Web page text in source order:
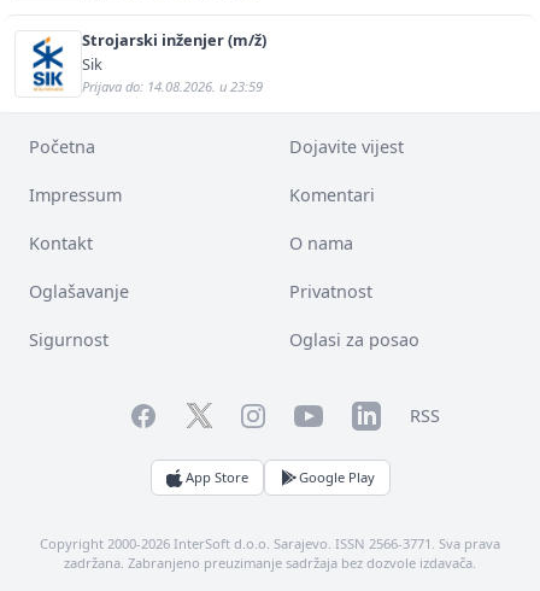
Strojarski inženjer (m/ž)
Sik
Prijava do: 14.08.2026. u 23:59
Početna Dojavite vijest
Impressum Komentari
Kontakt O nama
Oglašavanje Privatnost
Sigurnost Oglasi za posao
FacebookTwitterInstagramYouTubeLinkedInRSS
App Store Google Play
Copyright 2000-2026 InterSoft d.o.o. Sarajevo. ISSN 2566-3771. Sva prava
zadržana. Zabranjeno preuzimanje sadržaja bez dozvole izdavača.